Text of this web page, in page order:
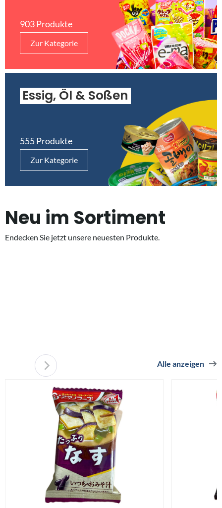
903 Produkte
Zur Kategorie
Essig, Öl & Soßen
555 Produkte
Zur Kategorie
Alle anzeigen
Neu im Sortiment
Endecken Sie jetzt unsere neuesten Produkte.